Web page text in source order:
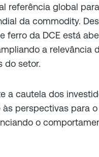
referência global
da commodity.
ferro da DCE está
a relevância
do setor.
a cautela dos
perspectivas para
o